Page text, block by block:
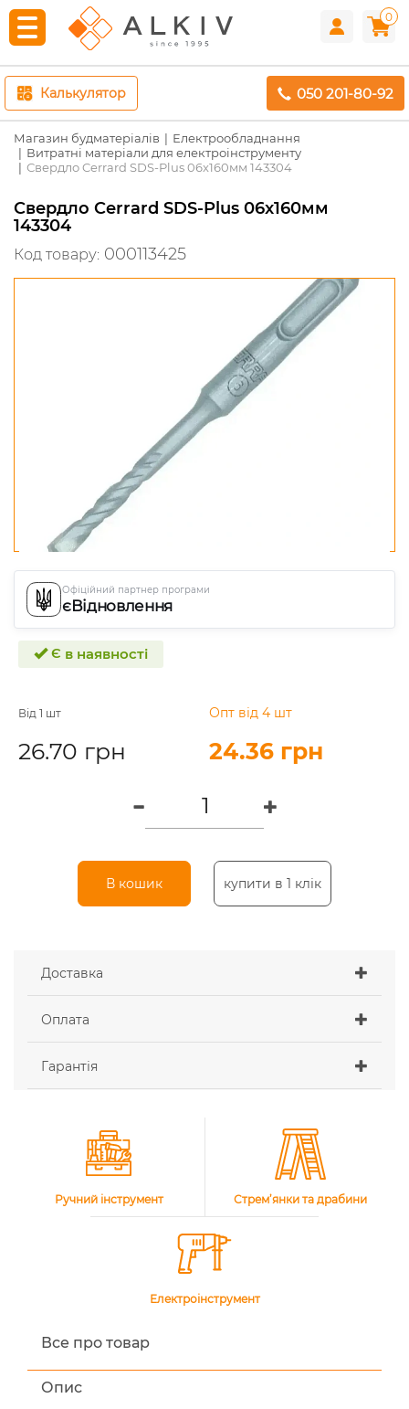
0
Калькулятор 050 201-80-92
Магазин будматеріалів
Електрообладнання
Витратні матеріали для електроінструменту
Свердло Cerrard SDS-Plus 06x160мм 143304
Свердло Cerrard SDS-Plus 06x160мм
143304
Код товару: 000113425
Офіційний партнер програми
єВідновлення
Є в наявності
Від 1 шт
26.70 грн
Опт від 4 шт
24.36 грн
В кошик купити в 1 клік
Доставка
Оплата
Гарантія
Ручний інструмент Стрем’янки та драбини
Електроінструмент
Все про товар
Опис